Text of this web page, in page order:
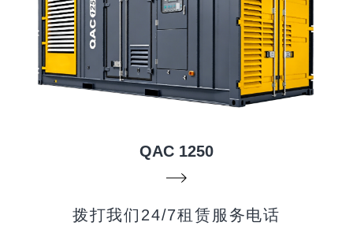
QAC 1250
拨打我们24/7租赁服务电话